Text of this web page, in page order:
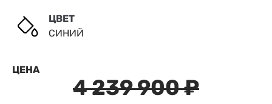
ЦВЕТ
СИНИЙ
ЦЕНА
4 239 900 ₽